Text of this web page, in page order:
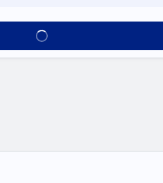
Voir tout